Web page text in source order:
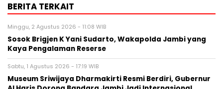
BERITA TERKAIT
Minggu, 2 Agustus 2026 - 11:08 WIB
Sosok Brigjen K Yani Sudarto, Wakapolda Jambi yang
Kaya Pengalaman Reserse
Sabtu, 1 Agustus 2026 - 17:19 WIB
Museum Sriwijaya Dharmakirti Resmi Berdiri, Gubernur